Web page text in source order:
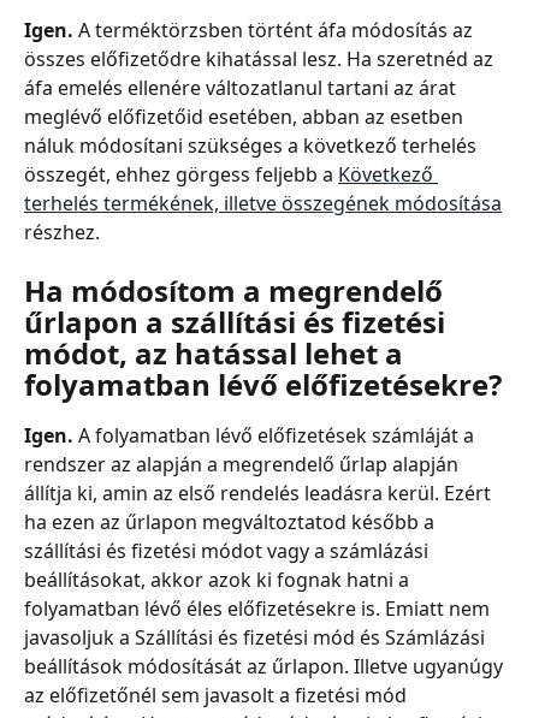
Igen. A terméktörzsben történt áfa módosítás az
összes előfizetődre kihatással lesz. Ha szeretnéd az
áfa emelés ellenére változatlanul tartani az árat
meglévő előfizetőid esetében, abban az esetben
náluk módosítani szükséges a következő terhelés
összegét, ehhez görgess feljebb a Következő
terhelés termékének, illetve összegének módosítása
részhez.
Ha módosítom a megrendelő
űrlapon a szállítási és fizetési
módot, az hatással lehet a
folyamatban lévő előfizetésekre?
Igen. A folyamatban lévő előfizetések számláját a
rendszer az alapján a megrendelő űrlap alapján
állítja ki, amin az első rendelés leadásra kerül. Ezért
ha ezen az űrlapon megváltoztatod később a
szállítási és fizetési módot vagy a számlázási
beállításokat, akkor azok ki fognak hatni a
folyamatban lévő éles előfizetésekre is. Emiatt nem
javasoljuk a Szállítási és fizetési mód és Számlázási
beállítások módosítását az űrlapon. Illetve ugyanúgy
az előfizetőnél sem javasolt a fizetési mód